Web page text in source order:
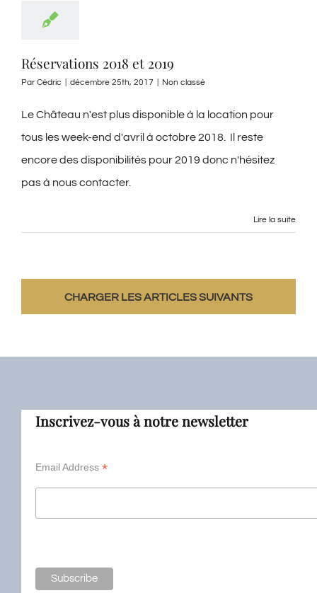
Réservations 2018 et 2019
Par Cédric décembre 25th, 2017 Non classé
Le Château n'est plus disponible à la location pour
tous les week-end d'avril à octobre 2018. Il reste
encore des disponibilités pour 2019 donc n'hésitez
pas à nous contacter.
Lire la suite
CHARGER LES ARTICLES SUIVANTS
Inscrivez-vous à notre newsletter
Email Address *